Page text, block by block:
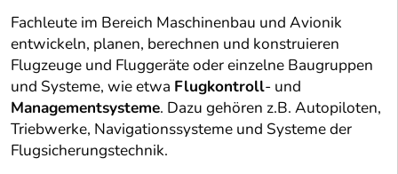
Fachleute im Bereich Maschinenbau und Avionik
entwickeln, planen, berechnen und konstruieren
Flugzeuge und Fluggeräte oder einzelne Baugruppen
und Systeme, wie etwa Flugkontroll- und
Managementsysteme. Dazu gehören z.B. Autopiloten,
Triebwerke, Navigationssysteme und Systeme der
Flugsicherungstechnik.